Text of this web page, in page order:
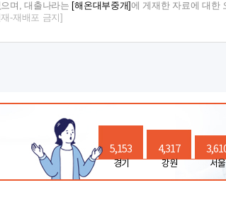
며, 대출나라는 [해온대부중개]에 게재한 자료에 대한
-재배포 금지]
5,153
경기
4,317
강원 서울